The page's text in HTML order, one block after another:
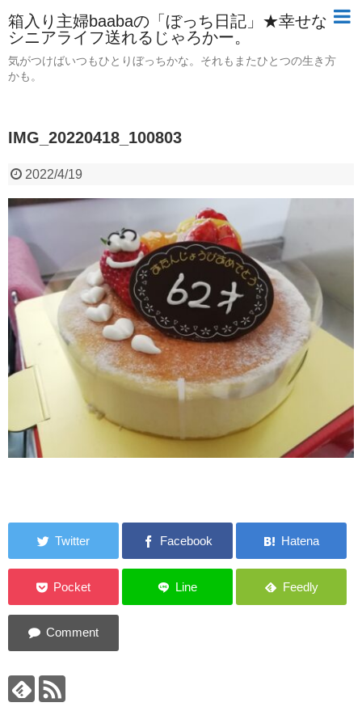
箱入り主婦baabaの「ぼっち日記」★幸せな
シニアライフ送れるじゃろかー。
気がつけばいつもひとりぼっちかな。それもまたひとつの生き方
かも。
IMG_20220418_100803
2022/4/19